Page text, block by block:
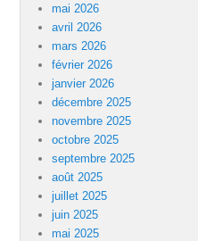
mai 2026
avril 2026
mars 2026
février 2026
janvier 2026
décembre 2025
novembre 2025
octobre 2025
septembre 2025
août 2025
juillet 2025
juin 2025
mai 2025